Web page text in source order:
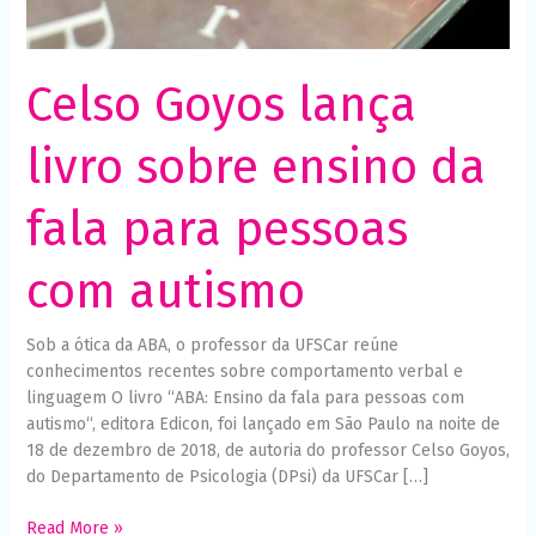
Celso Goyos lança
livro sobre ensino da
fala para pessoas
com autismo
Sob a ótica da ABA, o professor da UFSCar reúne
conhecimentos recentes sobre comportamento verbal e
linguagem O livro “ABA: Ensino da fala para pessoas com
autismo“, editora Edicon, foi lançado em São Paulo na noite de
18 de dezembro de 2018, de autoria do professor Celso Goyos,
do Departamento de Psicologia (DPsi) da UFSCar […]
autismo
Read More »
não são
necessários
para o
funcionamento
do site.
Estatísticas
Para que
do site, com
base em
como o site é
usado.
Experiência